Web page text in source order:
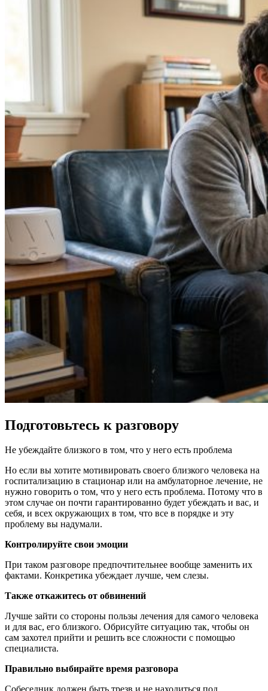
Подготовьтесь к разговору
Не убеждайте близкого в том, что у него есть проблема
Но если вы хотите мотивировать своего близкого человека на
госпитализацию в стационар или на амбулаторное лечение, не
нужно говорить о том, что у него есть проблема. Потому что в
этом случае он почти гарантированно будет убеждать и вас, и
себя, и всех окружающих в том, что все в порядке и эту
проблему вы надумали.
Контролируйте свои эмоции
При таком разговоре предпочтительнее вообще заменить их
фактами. Конкретика убеждает лучше, чем слезы.
Также откажитесь от обвинений
Лучше зайти со стороны пользы лечения для самого человека
и для вас, его близкого. Обрисуйте ситуацию так, чтобы он
сам захотел прийти и решить все сложности с помощью
специалиста.
Правильно выбирайте время разговора